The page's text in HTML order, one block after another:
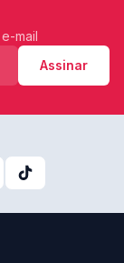
mail
Assinar